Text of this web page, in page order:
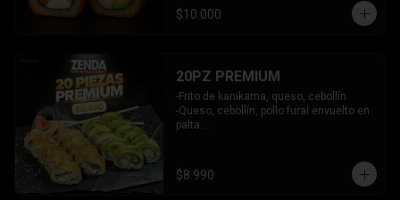
$10.000
20PZ PREMIUM
-Frito de kanikama, queso, cebollín
-Queso, cebollín, pollo furai envuelto en
palta.
$8.990